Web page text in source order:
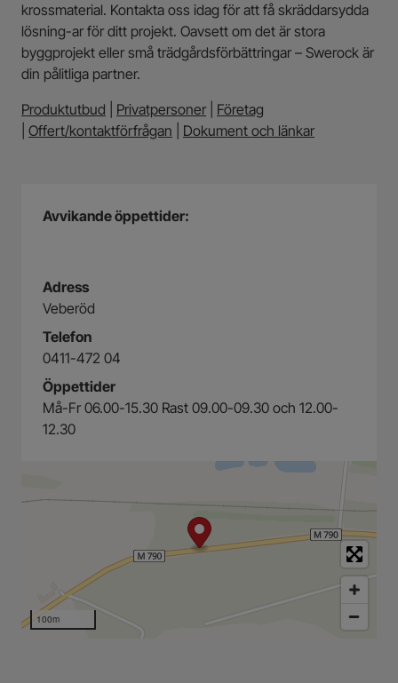
krossmaterial. Kontakta oss idag för att få skräddarsydda
lösning-ar för ditt projekt. Oavsett om det är stora
byggprojekt eller små trädgårdsförbättringar – Swerock är
din pålitliga partner.
Produktutbud
Privatpersoner
Företag
Offert/kontaktförfrågan Dokument och länkar
Avvikande öppettider:
Adress
Veberöd
Telefon
0411-472 04
Öppettider
Må-Fr 06.00-15.30 Rast 09.00-09.30 och 12.00-
12.30
100m